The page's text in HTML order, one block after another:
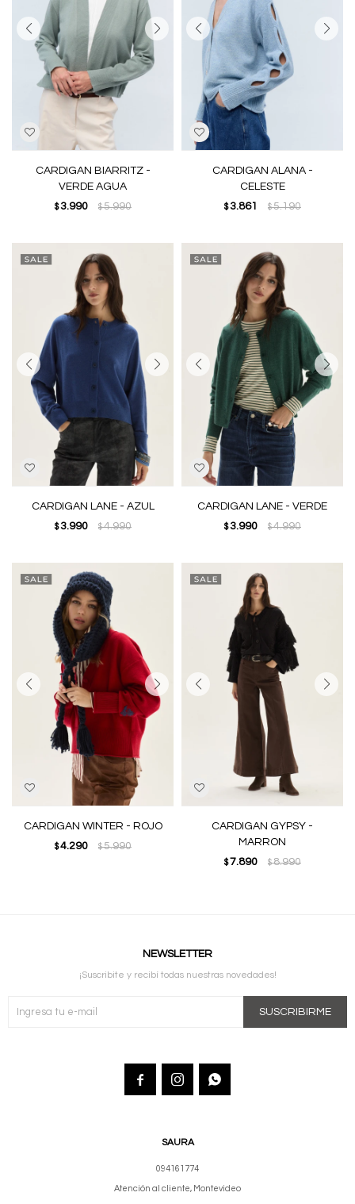
CARDIGAN BIARRITZ -
VERDE AGUA
$ 3.990 $5.990
CARDIGAN ALANA -
CELESTE
$ 3.861 $5.190
CARDIGAN LANE - AZUL
$ 3.990 $4.990
CARDIGAN LANE - VERDE
$ 3.990 $4.990
CARDIGAN WINTER - ROJO
$ 4.290 $5.990
CARDIGAN GYPSY -
MARRON
$ 7.890 $8.990
SAURA
094161774
Atención al cliente, Montevideo
NEWSLETTER
¡Suscribite y recibí todas nuestras novedades!
SUSCRIBIRME
  